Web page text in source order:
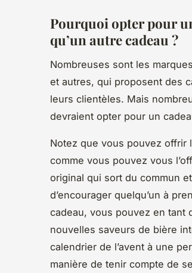
Pourquoi opter pour
qu’un autre cadeau ?
Nombreuses sont les
et autres, qui proposent des
leurs clientèles. Mais
devraient opter pour un
Notez que vous pouvez offrir
comme vous pouvez vous
original qui sort du commun
d’encourager quelqu’un à
cadeau, vous pouvez en tant
nouvelles saveurs de bière
calendrier de l’avent à une
manière de tenir compte de